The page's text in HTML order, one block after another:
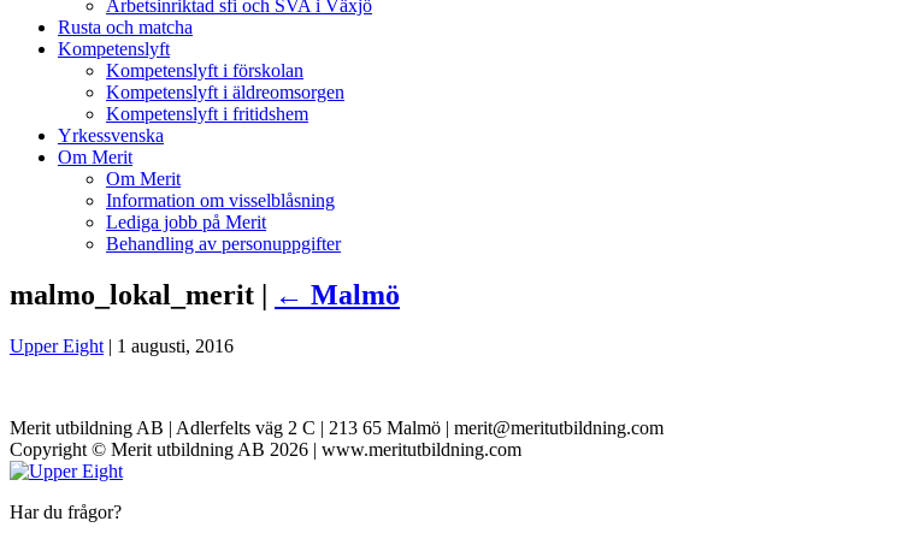
Arbetsinriktad sfi och SVA i Växjö
Rusta och matcha
Kompetenslyft
Kompetenslyft i förskolan
Kompetenslyft i äldreomsorgen
Kompetenslyft i fritidshem
Yrkessvenska
Om Merit
Om Merit
Information om visselblåsning
Lediga jobb på Merit
Behandling av personuppgifter
malmo_lokal_merit | ← Malmö
Upper Eight | 1 augusti, 2016
Merit utbildning AB | Adlerfelts väg 2 C | 213 65 Malmö | merit@meritutbildning.com
Copyright © Merit utbildning AB 2026 | www.meritutbildning.com
Har du frågor?